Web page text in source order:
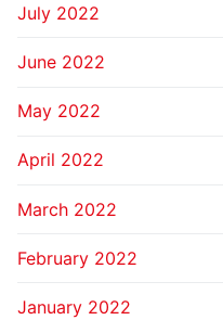
July 2022
June 2022
May 2022
April 2022
March 2022
February 2022
January 2022